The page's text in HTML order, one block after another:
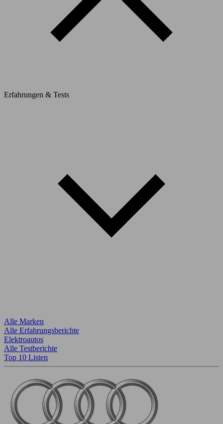
Erfahrungen & Tests
Alle Marken
Alle Erfahrungsberichte
Elektroautos
Alle Testberichte
Top 10 Listen